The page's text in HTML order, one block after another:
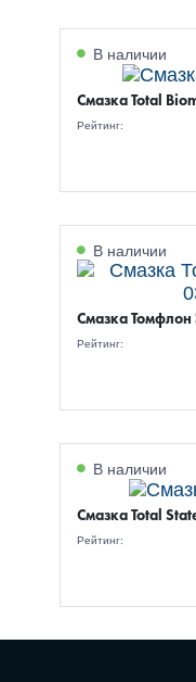
В наличии
Смазка Total
Рейтинг:
В наличии
Смазка
Рейтинг:
В наличии
Смазка Total
Рейтинг: